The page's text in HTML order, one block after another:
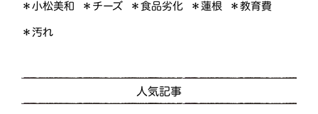
＊小松美和 ＊チーズ ＊食品劣化 ＊蓮根 ＊教育費
＊汚れ
人気記事